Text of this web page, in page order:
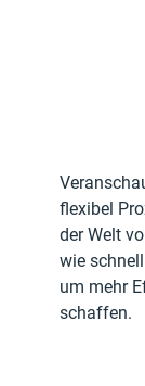
flexibel
der Welt
wie
um mehr
schaffen.